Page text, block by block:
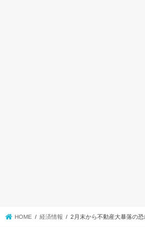
HOME 経済情報 2月末から不動産大暴落の恐